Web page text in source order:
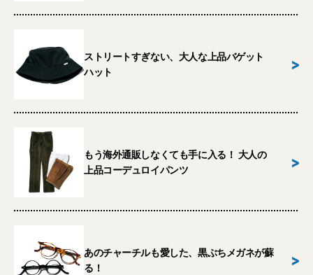
ストリートすぎない、大人な上品バゲット
ハット
>
もう海外通販しなくても手に入る！ 大人の
上品コーデュロイパンツ
>
あのチャーチルも愛した、黒ぶちメガネが蘇
る！
>